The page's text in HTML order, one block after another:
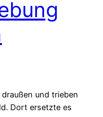
und trieben
Dort ersetzte es